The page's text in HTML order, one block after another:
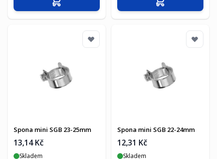
Přidat do košíku Přidat do košíku
Spona mini SGB 23-25mm
13,14 Kč
Skladem
Spona mini SGB 22-24mm
12,31 Kč
Skladem